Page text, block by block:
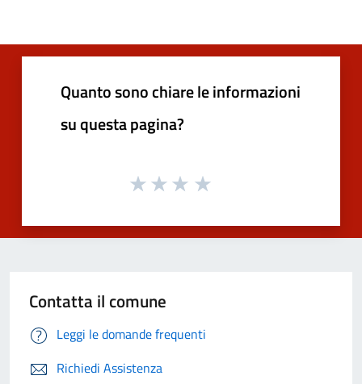
Quanto sono chiare le informazioni
su questa pagina?
Contatta il comune
Leggi le domande frequenti
Richiedi Assistenza